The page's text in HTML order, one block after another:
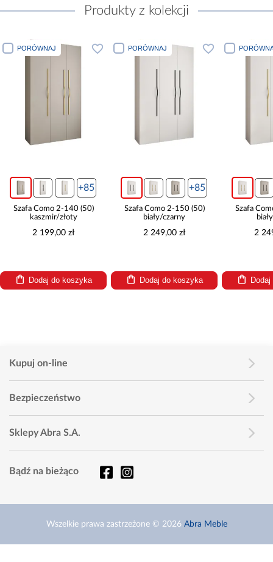
Produkty z kolekcji
PORÓWNAJ
+85
Szafa Como 2-140 (50)
kaszmir/złoty
2 199,00 zł
Dodaj do koszyka
PORÓWNAJ
+85
Szafa Como 2-150 (50)
biały/czarny
2 249,00 zł
Dodaj do koszyka
Szafa
2
Kupuj on-line
Bezpieczeństwo
Sklepy Abra S.A.
Bądź na bieżąco
Wszelkie prawa zastrzeżone © 2026 Abra Meble